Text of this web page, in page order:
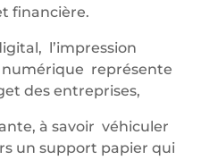
financière.
l’impression
représente
des entreprises,
à savoir véhiculer
un support papier qui